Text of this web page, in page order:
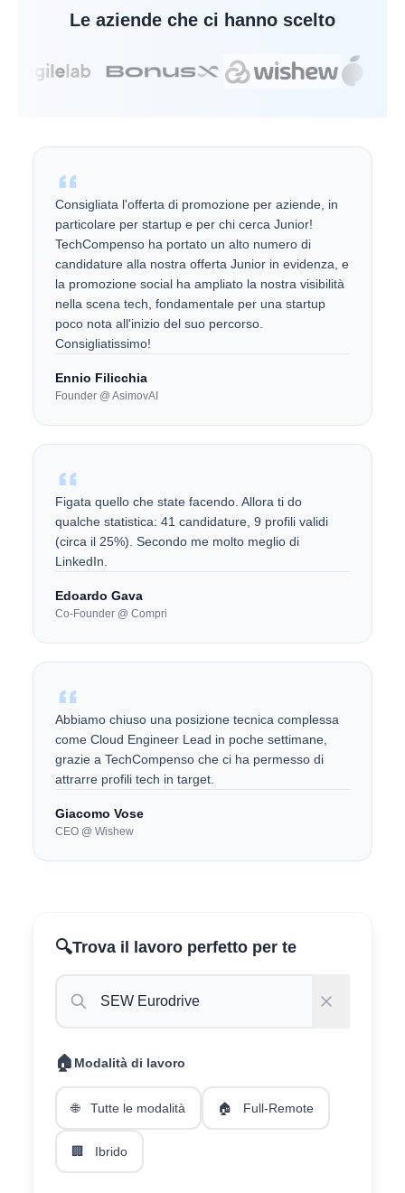
Le aziende che ci hanno scelto
Consigliata l'offerta di promozione per aziende, in
particolare per startup e per chi cerca Junior!
TechCompenso ha portato un alto numero di
candidature alla nostra offerta Junior in evidenza, e
la promozione social ha ampliato la nostra visibilità
nella scena tech, fondamentale per una startup
poco nota all'inizio del suo percorso.
Consigliatissimo!
Ennio Filicchia
Founder @ AsimovAI
Figata quello che state facendo. Allora ti do
qualche statistica: 41 candidature, 9 profili validi
(circa il 25%). Secondo me molto meglio di
LinkedIn.
Edoardo Gava
Co-Founder @ Compri
Abbiamo chiuso una posizione tecnica complessa
come Cloud Engineer Lead in poche settimane,
grazie a TechCompenso che ci ha permesso di
attrarre profili tech in target.
Giacomo Vose
CEO @ Wishew
🔍Trova il lavoro perfetto per te
🏠 Modalità di lavoro
🌐 Tutte le modalità 🏠 Full-Remote
🏢 Ibrido